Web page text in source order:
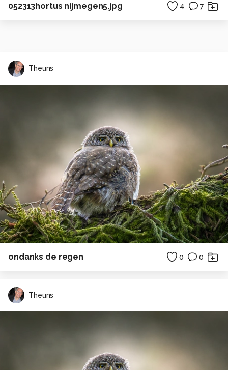
052313hortus nijmegen5.jpg 4 7
Theuns
ondanks de regen 0 0
Theuns